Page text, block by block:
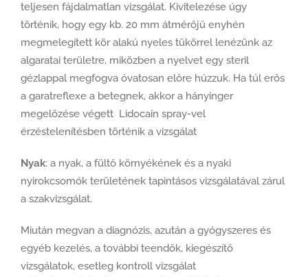
teljesen fájdalmatlan vizsgálat. Kivitelezése úgy
történik, hogy egy kb. 20 mm átmérőjű enyhén
megmelegített kör alakú nyeles tükörrel lenézünk az
algaratai területre, miközben a nyelvet egy steril
gézlappal megfogva óvatosan előre húzzuk. Ha túl erős
a garatreflexe a betegnek, akkor a hányinger
megelőzése végett Lidocain spray-vel
érzéstelenítésben történik a vizsgálat
Nyak: a nyak, a fültő környékének és a nyaki
nyirokcsomók területének tapintásos vizsgálatával zárul
a szakvizsgálat.
Miután megvan a diagnózis, azután a gyógyszeres és
egyéb kezelés, a további teendők, kiegészítő
vizsgálatok, esetleg kontroll vizsgálat